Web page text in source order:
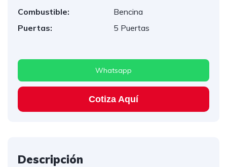
Combustible:
Bencina
Puertas:
5 Puertas
Whatsapp
Cotiza Aquí
Descripción